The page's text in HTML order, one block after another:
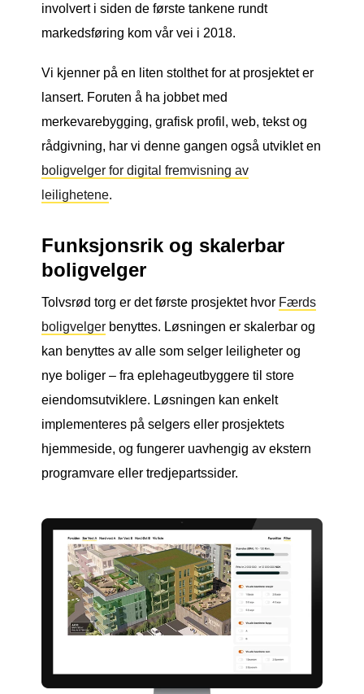
involvert i siden de første tankene rundt
markedsføring kom vår vei i 2018.
Vi kjenner på en liten stolthet for at prosjektet er
lansert. Foruten å ha jobbet med
merkevarebygging, grafisk profil, web, tekst og
rådgivning, har vi denne gangen også utviklet en
boligvelger for digital fremvisning av
leilighetene.
Funksjonsrik og skalerbar
boligvelger
Tolvsrød torg er det første prosjektet hvor Færds
boligvelger benyttes. Løsningen er skalerbar og
kan benyttes av alle som selger leiligheter og
nye boliger – fra eplehageutbyggere til store
eiendomsutviklere. Løsningen kan enkelt
implementeres på selgers eller prosjektets
hjemmeside, og fungerer uavhengig av ekstern
programvare eller tredjepartssider.